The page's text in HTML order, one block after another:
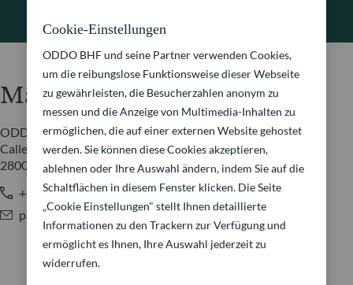
Madrid
ODDO BHF AM SAS
Calle Claudio Coello 91
28006 Madrid
+34 650 79 84 59 / +34 917 37 03 60
pablo.portillo-martinez@oddo-bhf.com
Cookie-Einstellungen
ODDO BHF und seine Partner verwenden Cookies,
um die reibungslose Funktionsweise dieser Webseite
zu gewährleisten, die Besucherzahlen anonym zu
messen und die Anzeige von Multimedia-Inhalten zu
ermöglichen, die auf einer externen Website gehostet
werden. Sie können diese Cookies akzeptieren,
ablehnen oder Ihre Auswahl ändern, indem Sie auf die
Schaltflächen in diesem Fenster klicken. Die Seite
„Cookie Einstellungen" stellt Ihnen detaillierte
Informationen zu den Trackern zur Verfügung und
ermöglicht es Ihnen, Ihre Auswahl jederzeit zu
widerrufen.